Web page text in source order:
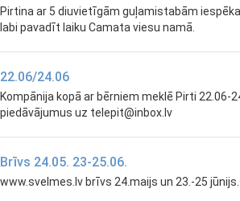
Pirtina ar 5 diuvietīgām guļamistabām
labi pavadīt laiku Camata viesu namā.
22.06/24.06
Kompānija kopā ar bērniem meklē Pirti 22.06-
piedāvājumus uz telepit@inbox.lv
Brīvs 24.05. 23-25.06.
www.svelmes.lv brīvs 24.maijs un 23.-25 jūnijs.